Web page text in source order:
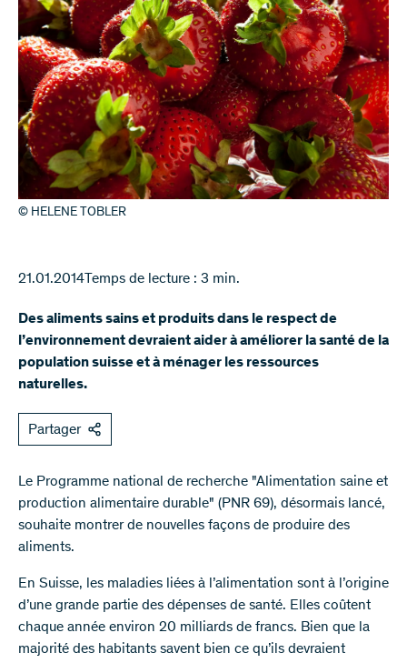
© HELENE TOBLER
21.01.2014 Temps de lecture : 3 min.
Des aliments sains et produits dans le respect de
l’environnement devraient aider à améliorer la santé de la
population suisse et à ménager les ressources
naturelles.
Partager
Le Programme national de recherche "Alimentation saine et
production alimentaire durable" (PNR 69), désormais lancé,
souhaite montrer de nouvelles façons de produire des
aliments.
En Suisse, les maladies liées à l’alimentation sont à l’origine
d’une grande partie des dépenses de santé. Elles coûtent
chaque année environ 20 milliards de francs. Bien que la
majorité des habitants savent bien ce qu’ils devraient